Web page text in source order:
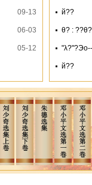
09-13
06-03
05-12
й??
θ? :
й??